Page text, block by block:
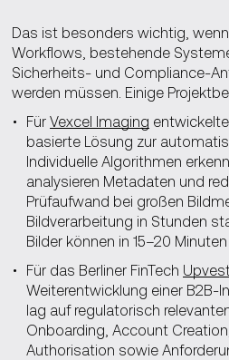
Das ist besonders wichtig,
Workflows, bestehende
Sicherheits- und Compliance-
werden müssen. Einige
FürVexcel Imaging
basierte Lösung zur
Individuelle Algorithmen
analysieren Metadaten und
Prüfaufwand bei großen
Bildverarbeitung in Stunden
Bilder können in 15–20
Für das Berliner FinTech
Weiterentwicklung einer B2B-
lag auf regulatorisch
Onboarding, Account
Authorisation sowie